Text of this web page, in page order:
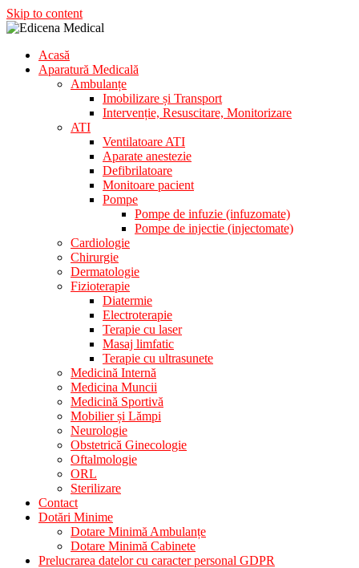
Skip to content
Edicena Medical
Aparatura Medicala
Acasă
Aparatură Medicală
Ambulanțe
Imobilizare și Transport
Intervenție, Resuscitare, Monitorizare
ATI
Ventilatoare ATI
Aparate anestezie
Defibrilatoare
Monitoare pacient
Pompe
Pompe de infuzie (infuzomate)
Pompe de injectie (injectomate)
Cardiologie
Chirurgie
Dermatologie
Fizioterapie
Diatermie
Electroterapie
Terapie cu laser
Masaj limfatic
Terapie cu ultrasunete
Medicină Internă
Medicina Muncii
Medicină Sportivă
Mobilier și Lămpi
Neurologie
Obstetrică Ginecologie
Oftalmologie
ORL
Sterilizare
Contact
Dotări Minime
Dotare Minimă Ambulanțe
Dotare Minimă Cabinete
Prelucrarea datelor cu caracter personal GDPR